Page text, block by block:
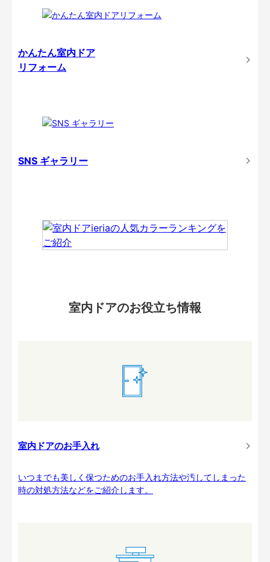
かんたん室内ドア
リフォーム
SNS ギャラリー
室内ドアのお役立ち情報
室内ドアのお手入れ
いつまでも美しく保つためのお手入れ方法や汚してしまった
時の対処方法などをご紹介します。